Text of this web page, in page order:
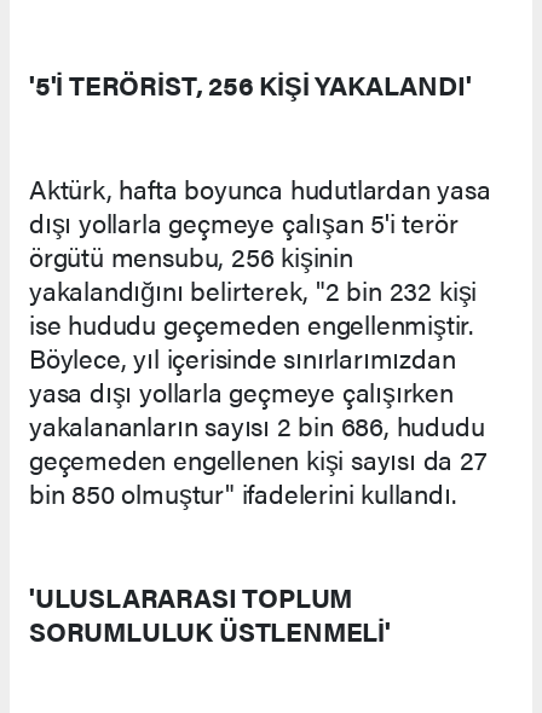
'5'İ TERÖRİST, 256 KİŞİ YAKALANDI'
Aktürk, hafta boyunca hudutlardan yasa
dışı yollarla geçmeye çalışan 5'i terör
örgütü mensubu, 256 kişinin
yakalandığını belirterek, "2 bin 232 kişi
ise hududu geçemeden engellenmiştir.
Böylece, yıl içerisinde sınırlarımızdan
yasa dışı yollarla geçmeye çalışırken
yakalananların sayısı 2 bin 686, hududu
geçemeden engellenen kişi sayısı da 27
bin 850 olmuştur" ifadelerini kullandı.
'ULUSLARARASI TOPLUM
SORUMLULUK ÜSTLENMELİ'